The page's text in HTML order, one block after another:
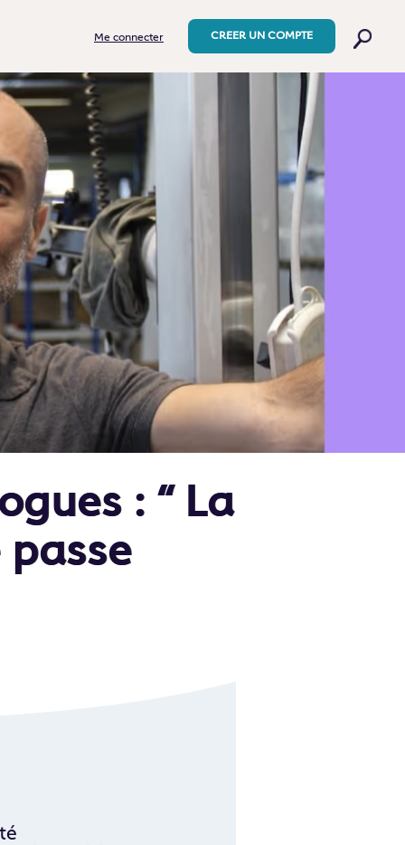
Me connecter CREER UN COMPTE
: “ La